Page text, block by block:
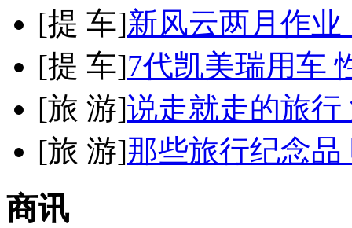
[提 车]新风云两月作
[提 车]7代凯美瑞用车
[旅 游]说走就走的旅
[旅 游]那些旅行纪念
商讯